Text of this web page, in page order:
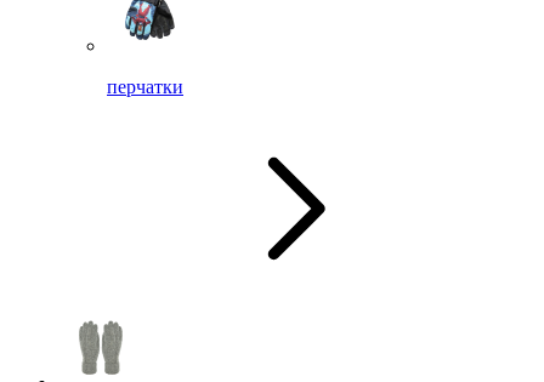
перчатки